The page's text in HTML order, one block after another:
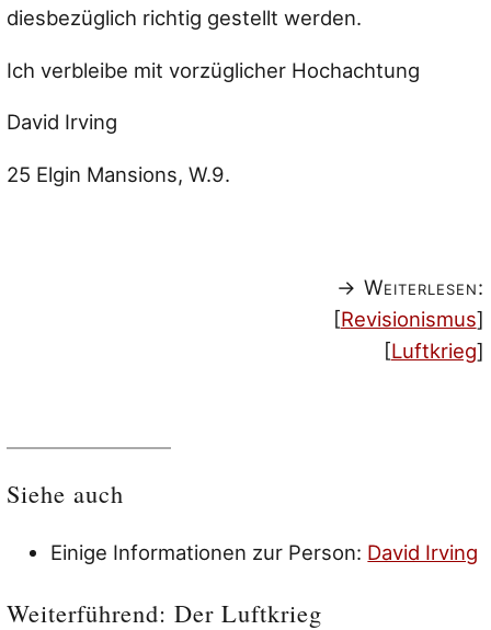
diesbezüglich richtig gestellt werden.
Ich verbleibe mit vorzüglicher Hochachtung
David Irving
25 Elgin Mansions, W.9.
→ Weiterlesen:
[Revisionismus]
[Luftkrieg]
Siehe auch
Einige Informationen zur Person: David Irving
Weiterführend: Der Luftkrieg